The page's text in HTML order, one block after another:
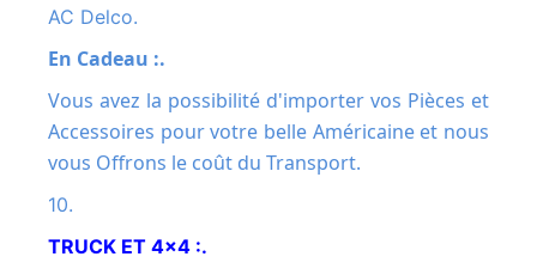
AC Delco.
En Cadeau :.
Vous avez la possibilité d'importer vos Pièces et
Accessoires pour votre belle Américaine et nous
vous Offrons le coût du Transport.
10.
TRUCK ET 4x4 :.